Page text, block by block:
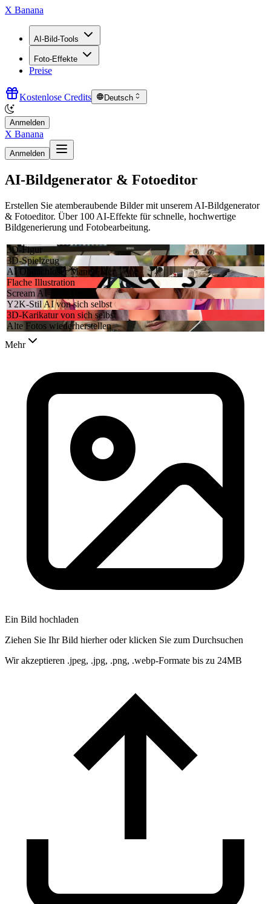
X Banana
AI-Bild-Tools
Foto-Effekte
Preise
Kostenlose Credits Deutsch
Anmelden
X Banana
Anmelden
AI-Bildgenerator & Fotoeditor
Erstellen Sie atemberaubende Bilder mit unserem AI-Bildgenerator
& Fotoeditor. Über 100 AI-Effekte für schnelle, hochwertige
Bildgenerierung und Fotobearbeitung.
3D-Figur
3D-Spielzeug
AI Obdachloser Mann Filter
Flache Illustration
Scream AI-Bild-Trends
Y2K-Stil AI von sich selbst
3D-Karikatur von sich selbst
Alte Fotos wiederherstellen
Mehr
Ein Bild hochladen
Ziehen Sie Ihr Bild hierher oder klicken Sie zum Durchsuchen
Wir akzeptieren .jpeg, .jpg, .png, .webp-Formate bis zu 24MB